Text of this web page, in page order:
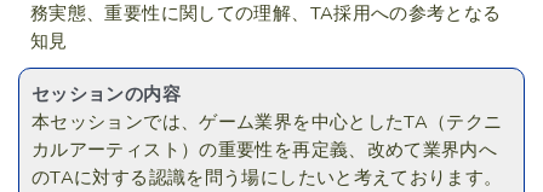
務実態、重要性に関しての理解、TA採用への参考となる
知見
セッションの内容
本セッションでは、ゲーム業界を中心としたTA（テクニ
カルアーティスト）の重要性を再定義、改めて業界内へ
のTAに対する認識を問う場にしたいと考えております。